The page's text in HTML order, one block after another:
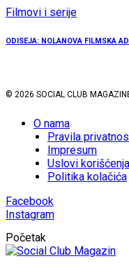
Filmovi i serije
ODISEJA: NOLANOVA FILMSKA
© 2026 SOCIAL CLUB
O nama
Pravila
Impresum
Uslovi korišćenja
Politika kolačića
Facebook
Instagram
Početak